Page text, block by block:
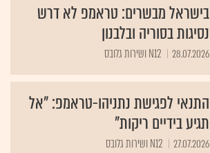
בישראל מבשרים: טראמפ לא דרש
נסיגות בסוריה ובלבנון
28.07.2026 N12 ושירות גלובס
התנאי לפגישת נתניהו-טראמפ: "אל
תגיע בידיים ריקות"
27.07.2026 N12 ושירות גלובס